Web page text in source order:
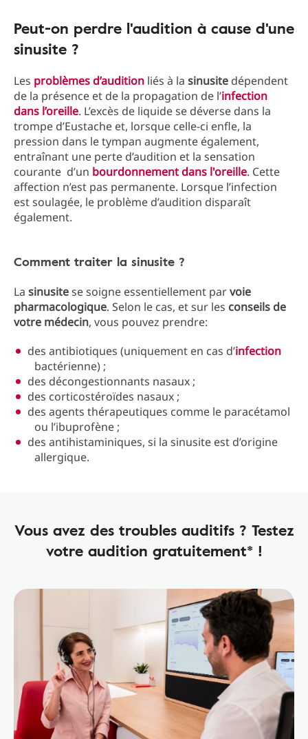
Peut-on perdre l'audition à cause d'une
sinusite ?
Les problèmes d’audition liés à la sinusite dépendent
de la présence et de la propagation de l’infection
dans l’oreille. L’excès de liquide se déverse dans la
trompe d’Eustache et, lorsque celle-ci enfle, la
pression dans le tympan augmente également,
entraînant une perte d’audition et la sensation
courante d’un bourdonnement dans l'oreille. Cette
affection n’est pas permanente. Lorsque l’infection
est soulagée, le problème d’audition disparaît
également.
Comment traiter la sinusite ?
La sinusitese soigne essentiellement parvoie
pharmacologique. Selon le cas, et sur les conseils de
votre médecin, vous pouvez prendre:
des antibiotiques (uniquement en cas d’infection
bactérienne) ;
des décongestionnants nasaux ;
des corticostéroïdes nasaux ;
des agents thérapeutiques comme le paracétamol
ou l’ibuprofène ;
des antihistaminiques, si la sinusite est d’origine
allergique.
Vous avez des troubles auditifs ? Testez
votre audition gratuitement* !